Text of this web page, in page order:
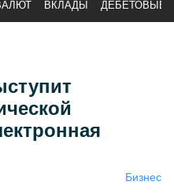
ВКЛАДЫ ДЕБЕТОВЫЕ
Бизнес